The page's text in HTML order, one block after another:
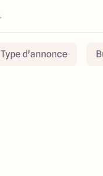
Type d'annonce